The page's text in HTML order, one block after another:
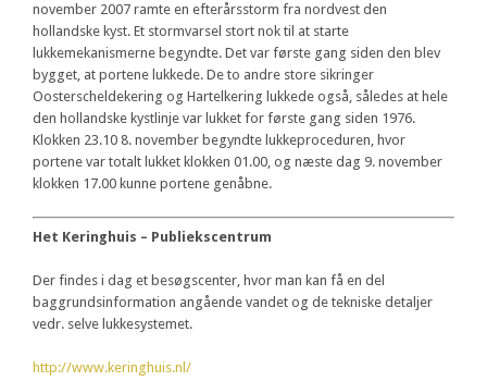
november 2007 ramte en efterårsstorm fra nordvest den
hollandske kyst. Et stormvarsel stort nok til at starte
lukkemekanismerne begyndte. Det var første gang siden den blev
bygget, at portene lukkede. De to andre store sikringer
Oosterscheldekering og Hartelkering lukkede også, således at hele
den hollandske kystlinje var lukket for første gang siden 1976.
Klokken 23.10 8. november begyndte lukkeproceduren, hvor
portene var totalt lukket klokken 01.00, og næste dag 9. november
klokken 17.00 kunne portene genåbne.
Het Keringhuis – Publiekscentrum
Der findes i dag et besøgscenter, hvor man kan få en del
baggrundsinformation angående vandet og de tekniske detaljer
vedr. selve lukkesystemet.
http://www.keringhuis.nl/